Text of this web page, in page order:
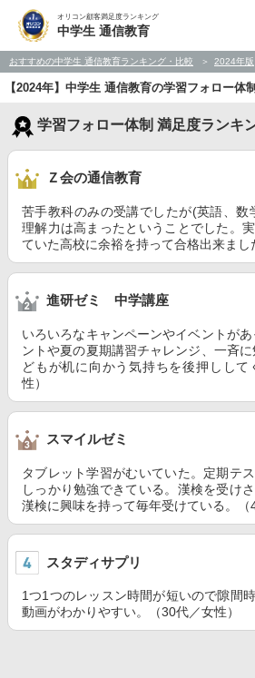
オリコン顧客満足度ランキング
中学生 通信教育
おすすめの中学生 通信教育ランキング・比較 2024年版
【2024年】中学生 通信教育の学習フォロー体
学習フォロー体制 満足度ランキ
Ｚ会の通信教育
苦手教科のみの受講でしたが(英語、数
理解力は高まったということでした。
ていた高校に余裕を持って合格出来まし
進研ゼミ 中学講座
いろいろなキャンペーンやイベントが
ントや夏の夏期講習チャレンジ、一斉
どもが机に向かう気持ちを後押しし
性）
スマイルゼミ
タブレット学習がむいていた。定期テ
しっかり勉強できている。漢検を受け
漢検に興味を持って毎年受けている。（
スタディサプリ
1つ1つのレッスン時間が短いので隙間
動画がわかりやすい。（30代／女性）